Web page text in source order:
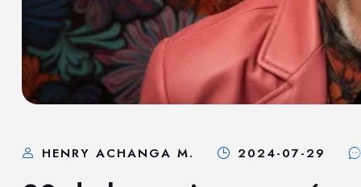
HENRY ACHANGA M. 2024-07-29